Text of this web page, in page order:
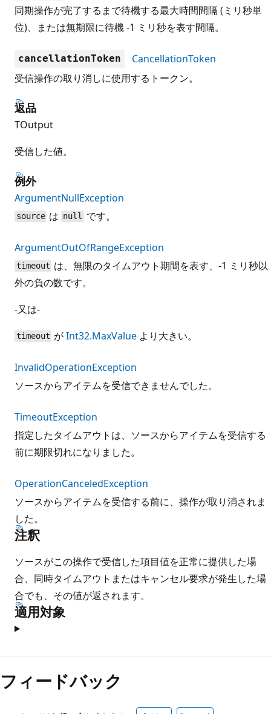
同期操作が完了するまで待機する最大時間間隔 (ミリ秒単
位)、または無期限に待機 -1 ミリ秒を表す間隔。
cancellationToken
CancellationToken
受信操作の取り消しに使用するトークン。
返品
TOutput
受信した値。
例外
ArgumentNullException
source は null です。
ArgumentOutOfRangeException
timeout は、無限のタイムアウト期間を表す、-1 ミリ秒以
外の負の数です。
-又は-
timeout がInt32.MaxValue より大きい。
InvalidOperationException
ソースからアイテムを受信できませんでした。
TimeoutException
指定したタイムアウトは、ソースからアイテムを受信する
前に期限切れになりました。
OperationCanceledException
ソースからアイテムを受信する前に、操作が取り消されま
した。
注釈
ソースがこの操作で受信した項目値を正常に提供した場
合、同時タイムアウトまたはキャンセル要求が発生した場
合でも、その値が返されます。
適用対象
フィードバック